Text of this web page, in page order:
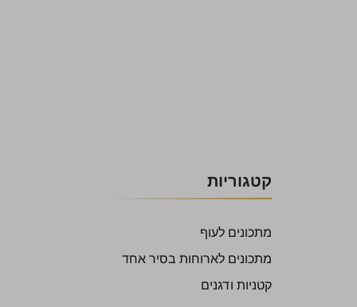
קטגוריות
מתכונים לעוף
מתכונים לארוחות בסיר אחד
קטניות ודגנים